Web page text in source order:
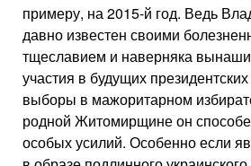
примеру, на 2015-й год. Ведь
давно известен своими
тщеславием и наверняка
участия в будущих
выборы в мажоритарном
родной Житомирщине он
особых усилий. Особенно если